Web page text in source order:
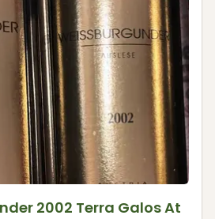
2002 Terra Galos At